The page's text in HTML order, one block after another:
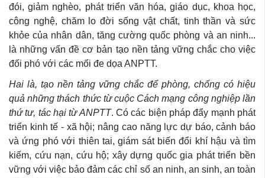
đói, giảm nghèo, phát triển văn hóa, giáo dục, khoa học,
công nghệ, chăm lo đời sống vật chất, tinh thần và sức
khỏe của nhân dân, tăng cường quốc phòng và an ninh...
là những vấn đề cơ bản tạo nền tảng vững chắc cho việc
đối phó với các mối đe dọa ANPTT.
Hai là, tạo nền tảng vững chắc để phòng, chống có hiệu
quả những thách thức từ cuộc Cách mạng công nghiệp lần
thứ tư, tác hại từ ANPTT. Có các biện pháp đẩy mạnh phát
triển kinh tế - xã hội; nâng cao năng lực dự báo, cảnh báo
và ứng phó với thiên tai, giám sát biến đổi khí hậu và tìm
kiếm, cứu nạn, cứu hộ; xây dựng quốc gia phát triển bền
vững với việc bảo đảm các chỉ số an ninh, an sinh, an toàn